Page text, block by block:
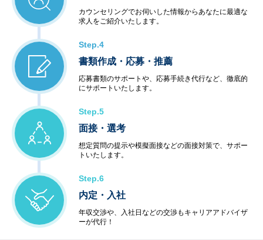
カウンセリングでお伺いした情報からあなたに最適な
求人をご紹介いたします。
Step.4
書類作成・応募・推薦
応募書類のサポートや、応募手続き代行など、徹底的
にサポートいたします。
Step.5
面接・選考
想定質問の提示や模擬面接などの面接対策で、サポー
トいたします。
Step.6
内定・入社
年収交渉や、入社日などの交渉もキャリアアドバイザ
ーが代行！